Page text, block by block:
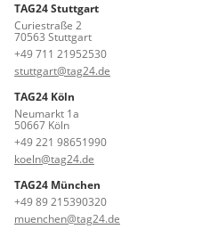
TAG24 Stuttgart
Curiestraße 2
70563 Stuttgart
+49 711 21952530
stuttgart@tag24.de
TAG24 Köln
Neumarkt 1a
50667 Köln
+49 221 98651990
koeln@tag24.de
TAG24 München
+49 89 215390320
muenchen@tag24.de